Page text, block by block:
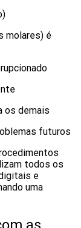
molares) é
os demais
futuros
todos os
e
uma